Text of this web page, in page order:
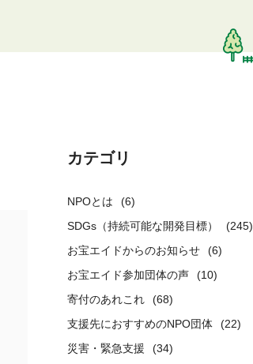
カテゴリ
NPOとは
(6)
SDGs（持続可能な開発目標）
(245)
お宝エイドからのお知らせ
(6)
お宝エイド参加団体の声
(10)
寄付のあれこれ
(68)
支援先におすすめのNPO団体
(22)
災害・緊急支援
(34)